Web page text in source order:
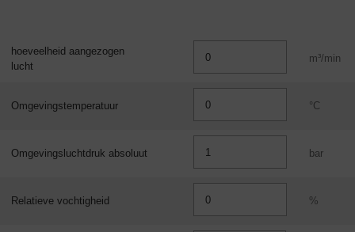
hoeveelheid aangezogen
lucht
m³/min
Omgevingstemperatuur °C
Omgevingsluchtdruk absoluut bar
Relatieve vochtigheid %